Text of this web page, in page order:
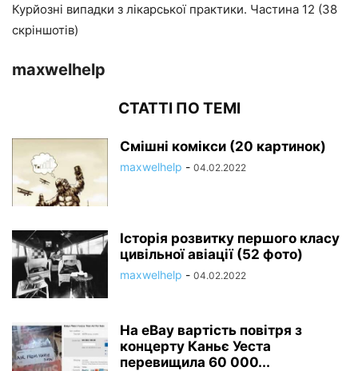
Курйозні випадки з лікарської практики. Частина 12 (38
скріншотів)
maxwelhelp
СТАТТІ ПО ТЕМІ
Смішні комікси (20 картинок)
maxwelhelp - 04.02.2022
Історія розвитку першого класу
цивільної авіації (52 фото)
maxwelhelp - 04.02.2022
На eBay вартість повітря з
концерту Каньє Уеста
перевищила 60 000...